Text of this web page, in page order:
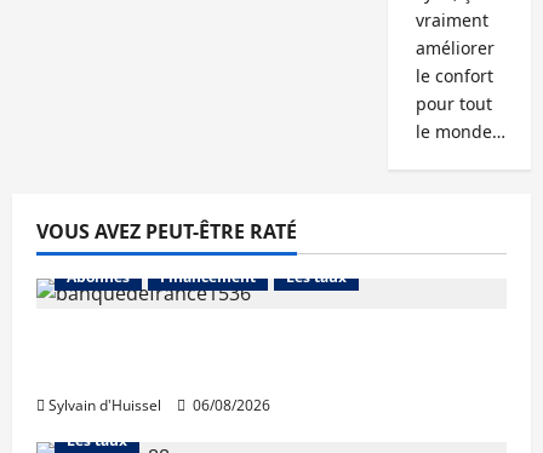
vraiment
améliorer
le confort
pour tout
le monde…
VOUS AVEZ PEUT-ÊTRE RATÉ
Abonnés Financement Les taux
Sylvain d'Huissel 06/08/2026
Abonnés Financement
Les taux